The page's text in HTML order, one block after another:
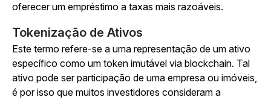
oferecer um empréstimo a taxas mais razoáveis.
Tokenização de Ativos
Este termo refere-se a uma representação de um ativo
específico como um token imutável via blockchain. Tal
ativo pode ser participação de uma empresa ou imóveis,
é por isso que muitos investidores consideram a